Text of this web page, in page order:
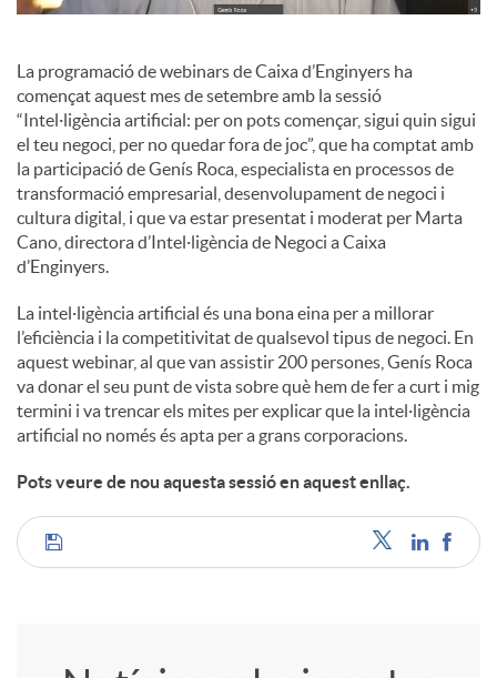
l
s
La programació de webinars de Caixa d’Enginyers ha
començat aquest mes de setembre amb la sessió
“Intel·ligència artificial: per on pots començar, sigui quin sigui
el teu negoci, per no quedar fora de joc”, que ha comptat amb
la participació de Genís Roca, especialista en processos de
transformació empresarial, desenvolupament de negoci i
cultura digital, i que va estar presentat i moderat per Marta
Cano, directora d’Intel·ligència de Negoci a Caixa
d’Enginyers.
La intel·ligència artificial és una bona eina per a millorar
l’eficiència i la competitivitat de qualsevol tipus de negoci. En
aquest webinar, al que van assistir 200 persones, Genís Roca
va donar el seu punt de vista sobre què hem de fer a curt i mig
termini i va trencar els mites per explicar que la intel·ligència
artificial no només és apta per a grans corporacions.
Pots veure de nou aquesta sessió en aquest enllaç.
C